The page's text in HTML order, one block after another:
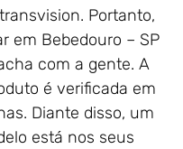
Portanto,
em Bebedouro – SP
com a gente. A
é verificada em
Diante disso, um
está nos seus